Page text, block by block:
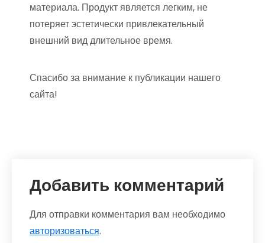
материала. Продукт является легким, не
потеряет эстетически привлекательный
внешний вид длительное время.
Спасибо за внимание к публикации нашего
сайта!
Добавить комментарий
Для отправки комментария вам необходимо
авторизоваться.